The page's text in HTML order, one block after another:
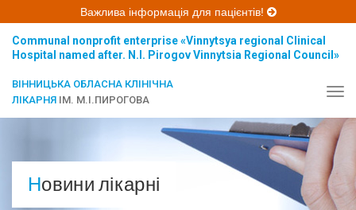
Важлива інформація для пацієнтів!
Communal nonprofit enterprise «Vinnytsya regional Clinical
Hospital named after. N.I. Pirogov Vinnytsia Regional Council»
ВІННИЦЬКА ОБЛАСНА КЛІНІЧНА
ЛІКАРНЯ ІМ. М.І.ПИРОГОВА
Новини лікарні